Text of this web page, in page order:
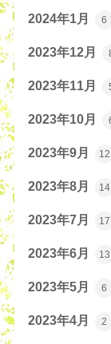
2024年1月 6
2023年12月
2023年11月
2023年10月
2023年9月 12
2023年8月 14
2023年7月 17
2023年6月 13
2023年5月 6
2023年4月 2